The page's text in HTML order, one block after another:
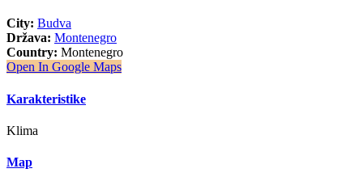
City: Budva
Država: Montenegro
Country: Montenegro
Open In Google Maps
Karakteristike
Klima
Map